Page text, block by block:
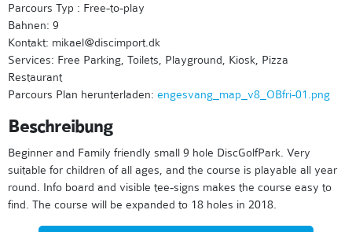
Parcours Typ : Free-to-play
Bahnen: 9
Kontakt: mikael@discimport.dk
Services: Free Parking, Toilets, Playground, Kiosk, Pizza
Restaurant
Parcours Plan herunterladen: engesvang_map_v8_OBfri-01.png
Beschreibung
Beginner and Family friendly small 9 hole DiscGolfPark. Very
suitable for children of all ages, and the course is playable all year
round. Info board and visible tee-signs makes the course easy to
find. The course will be expanded to 18 holes in 2018.